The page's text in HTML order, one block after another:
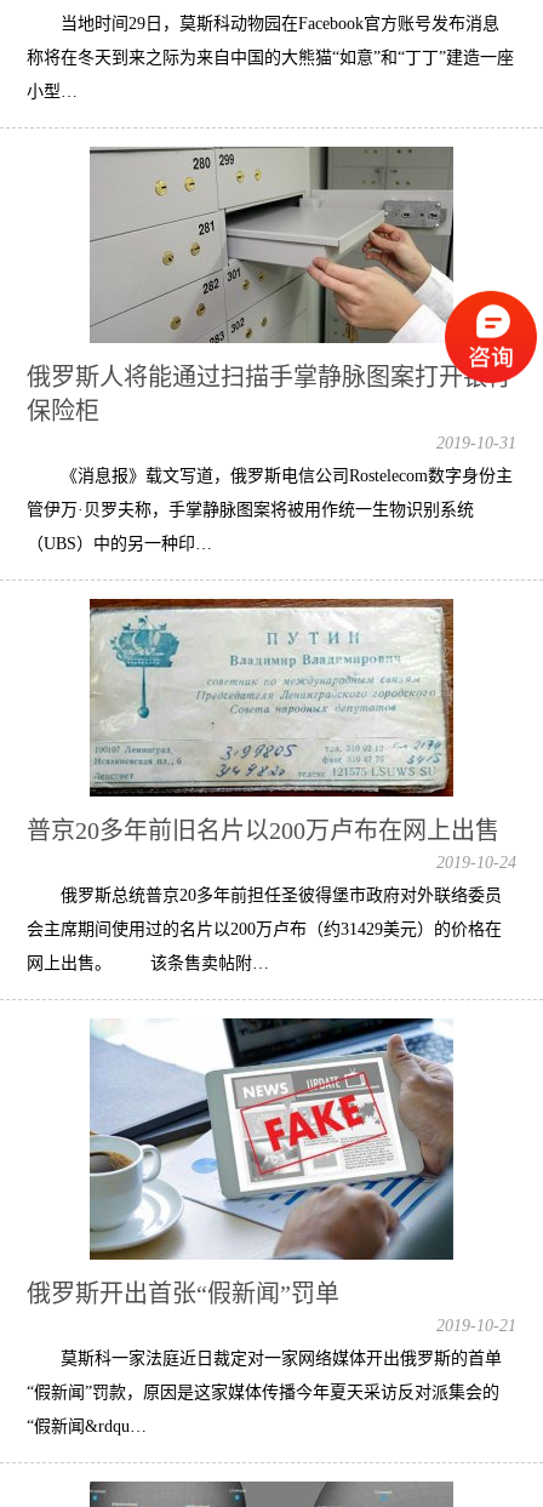
当地时间29日，莫斯科动物园在Facebook官方账号发布消息
称将在冬天到来之际为来自中国的大熊猫“如意”和“丁丁”建造一座
小型…
俄罗斯人将能通过扫描手掌静脉图案打开银行
保险柜
2019-10-31
《消息报》载文写道，俄罗斯电信公司Rostelecom数字身份主
管伊万·贝罗夫称，手掌静脉图案将被用作统一生物识别系统
（UBS）中的另一种印…
普京20多年前旧名片以200万卢布在网上出售
2019-10-24
俄罗斯总统普京20多年前担任圣彼得堡市政府对外联络委员
会主席期间使用过的名片以200万卢布（约31429美元）的价格在
网上出售。 该条售卖帖附…
俄罗斯开出首张“假新闻”罚单
2019-10-21
莫斯科一家法庭近日裁定对一家网络媒体开出俄罗斯的首单
“假新闻”罚款，原因是这家媒体传播今年夏天采访反对派集会的
“假新闻&rdqu…